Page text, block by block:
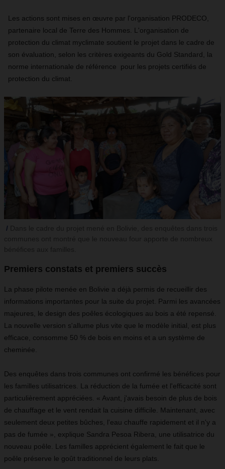
Les actions sont mises en œuvre par l'organisation PRODECO,
partenaire local de Terre des Hommes. L'organisation de
protection du climat myclimate soutient le projet dans le cadre de
son évaluation, selon les critères exigeants du Gold Standard, la
norme internationale de référence pour les projets certifiés de
protection du climat.
Premiers constats et premiers succès
La phase pilote menée en Bolivie a déjà permis de recueillir des
informations importantes pour la suite du projet. Parmi les avancées
majeures, le design des poêles écologiques au bois a été repensé.
La nouvelle version s'allume plus vite que le modèle initial, est plus
efficace, consomme 50 % de bois en moins et a un système de
cheminée.
Des enquêtes dans trois communes ont confirmé les bénéfices pour
les familles utilisatrices. La réduction de la fumée et l'efficacité sont
particulièrement appréciées. « Avant, j'avais besoin de plus de bois
de chauffage et le vent rendait la cuisine difficile. Maintenant, avec
seulement deux petites bûches, l'eau chauffe rapidement et il n'y a
pas de fumée », explique Sandra Pesoa Ribera, une utilisatrice du
nouveau poêle. Les familles apprécient également le fait que le
poêle préserve le goût traditionnel de leurs plats.